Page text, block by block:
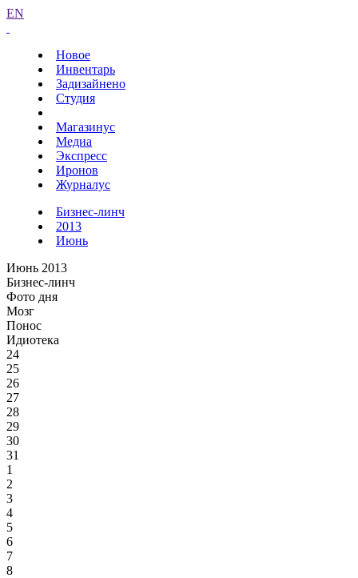
EN
Новое
Инвентарь
Задизайнено
Студия
Магазинус
Медиа
Экспресс
Иронов
Журналус
Бизнес-линч
2013
Июнь
Июнь 2013
Бизнес-линч
Фото дня
Мозг
Понос
Идиотека
24
25
26
27
28
29
30
31
1
2
3
4
5
6
7
8